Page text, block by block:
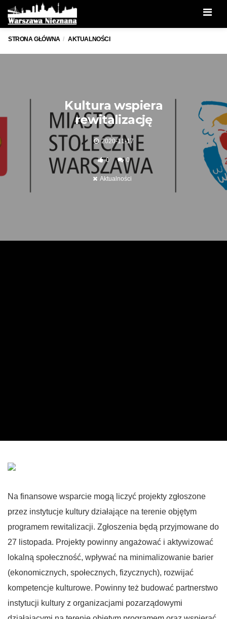
STRONA GŁÓWNA AKTUALNOŚCI
Kultura wspiera
rewitalizację
2020-11-17
0 0
Aktualności
Na finansowe wsparcie mogą liczyć projekty zgłoszone
przez instytucje kultury działające na terenie objętym
programem rewitalizacji. Zgłoszenia będą przyjmowane do
27 listopada. Projekty powinny angażować i aktywizować
lokalną społeczność, wpływać na minimalizowanie barier
(ekonomicznych, społecznych, fizycznych), rozwijać
kompetencje kulturowe. Powinny też budować partnerstwo
instytucji kultury z organizacjami pozarządowymi